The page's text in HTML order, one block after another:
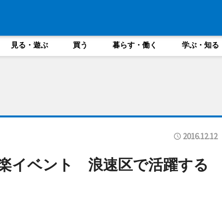
見る・遊ぶ 買う 暮らす・働く 学ぶ・知る
2016.12.12
イベント 浪速区で活躍する